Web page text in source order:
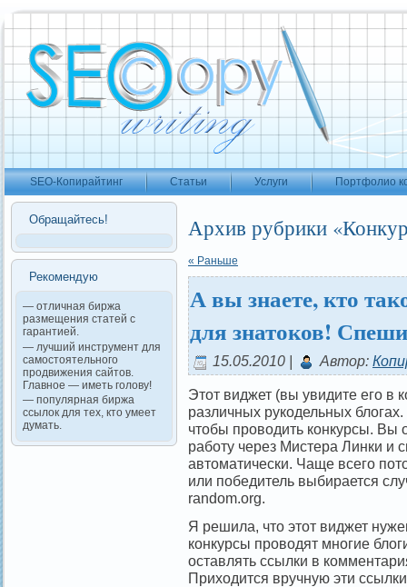
SEO-Копирайтинг Статьи Услуги Портфолио
Обращайтесь!
Рекомендую
— отличная биржа
размещения статей с
гарантией.
— лучший инструмент для
самостоятельного
продвижения сайтов.
Главное — иметь голову!
— популярная биржа
ссылок для тех, кто умеет
думать.
Архив рубрики
« Раньше
А вы знаете, кто
для знатоков!
15.05.2010 | Автор:
Этот виджет (вы увидите его в
различных рукодельных
чтобы проводить конкурсы. Вы
работу через Мистера Линки и
автоматически. Чаще всего
или победитель выбирается
random.org.
Я решила, что этот виджет
конкурсы проводят многие
оставлять ссылки в
Приходится вручную эти